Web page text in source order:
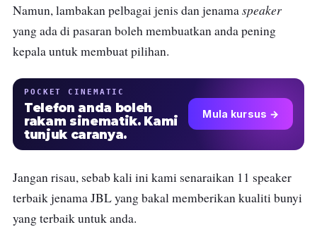
Namun, lambakan pelbagai jenis dan jenamaspeaker
yang ada di pasaran boleh membuatkan anda pening
kepala untuk membuat pilihan.
POCKET CINEMATIC
Telefon anda boleh
rakam sinematik. Kami
tunjuk caranya.
Mula kursus →
Jangan risau, sebab kali ini kami senaraikan 11 speaker
terbaik jenama JBL yang bakal memberikan kualiti bunyi
yang terbaik untuk anda.